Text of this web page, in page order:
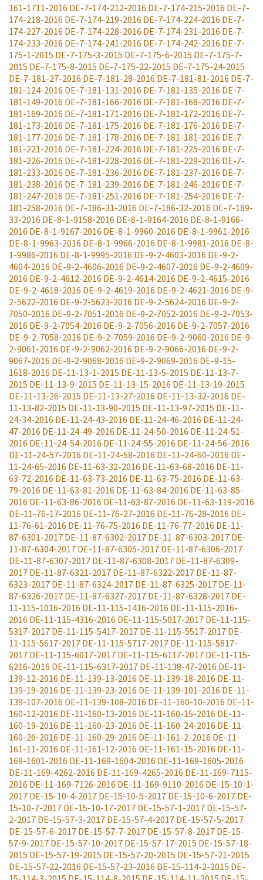
161-1711-2016 DE-7-174-212-2016 DE-7-174-215-2016 DE-7-
174-218-2016 DE-7-174-219-2016 DE-7-174-224-2016 DE-7-
174-227-2016 DE-7-174-228-2016 DE-7-174-231-2016 DE-7-
174-233-2016 DE-7-174-241-2016 DE-7-174-242-2016 DE-7-
175-1-2015 DE-7-175-3-2015 DE-7-175-6-2015 DE-7-175-7-
2015 DE-7-175-8-2015 DE-7-175-22-2015 DE-7-175-24-2015
DE-7-181-27-2016 DE-7-181-28-2016 DE-7-181-81-2016 DE-7-
181-124-2016 DE-7-181-131-2016 DE-7-181-135-2016 DE-7-
181-149-2016 DE-7-181-166-2016 DE-7-181-168-2016 DE-7-
181-169-2016 DE-7-181-171-2016 DE-7-181-172-2016 DE-7-
181-173-2016 DE-7-181-175-2016 DE-7-181-176-2016 DE-7-
181-177-2016 DE-7-181-178-2016 DE-7-181-181-2016 DE-7-
181-221-2016 DE-7-181-224-2016 DE-7-181-225-2016 DE-7-
181-226-2016 DE-7-181-228-2016 DE-7-181-229-2016 DE-7-
181-233-2016 DE-7-181-236-2016 DE-7-181-237-2016 DE-7-
181-238-2016 DE-7-181-239-2016 DE-7-181-246-2016 DE-7-
181-247-2016 DE-7-181-251-2016 DE-7-181-254-2016 DE-7-
181-258-2016 DE-7-186-31-2016 DE-7-186-32-2016 DE-7-189-
33-2016 DE-8-1-9158-2016 DE-8-1-9164-2016 DE-8-1-9166-
2016 DE-8-1-9167-2016 DE-8-1-9960-2016 DE-8-1-9961-2016
DE-8-1-9963-2016 DE-8-1-9966-2016 DE-8-1-9981-2016 DE-8-
1-9986-2016 DE-8-1-9995-2016 DE-9-2-4603-2016 DE-9-2-
4604-2016 DE-9-2-4606-2016 DE-9-2-4607-2016 DE-9-2-4609-
2016 DE-9-2-4612-2016 DE-9-2-4614-2016 DE-9-2-4615-2016
DE-9-2-4618-2016 DE-9-2-4619-2016 DE-9-2-4621-2016 DE-9-
2-5622-2016 DE-9-2-5623-2016 DE-9-2-5624-2016 DE-9-2-
7050-2016 DE-9-2-7051-2016 DE-9-2-7052-2016 DE-9-2-7053-
2016 DE-9-2-7054-2016 DE-9-2-7056-2016 DE-9-2-7057-2016
DE-9-2-7058-2016 DE-9-2-7059-2016 DE-9-2-9060-2016 DE-9-
2-9061-2016 DE-9-2-9062-2016 DE-9-2-9066-2016 DE-9-2-
9067-2016 DE-9-2-9068-2016 DE-9-2-9069-2016 DE-9-15-
1618-2016 DE-11-13-1-2015 DE-11-13-5-2015 DE-11-13-7-
2015 DE-11-13-9-2015 DE-11-13-15-2016 DE-11-13-19-2015
DE-11-13-26-2015 DE-11-13-27-2016 DE-11-13-32-2016 DE-
11-13-82-2015 DE-11-13-90-2015 DE-11-13-97-2015 DE-11-
24-34-2016 DE-11-24-43-2016 DE-11-24-46-2016 DE-11-24-
47-2016 DE-11-24-49-2016 DE-11-24-50-2016 DE-11-24-51-
2016 DE-11-24-54-2016 DE-11-24-55-2016 DE-11-24-56-2016
DE-11-24-57-2016 DE-11-24-58-2016 DE-11-24-60-2016 DE-
11-24-65-2016 DE-11-63-32-2016 DE-11-63-68-2016 DE-11-
63-72-2016 DE-11-63-73-2016 DE-11-63-75-2016 DE-11-63-
79-2016 DE-11-63-81-2016 DE-11-63-84-2016 DE-11-63-85-
2016 DE-11-63-86-2016 DE-11-63-87-2016 DE-11-63-119-2016
DE-11-76-17-2016 DE-11-76-27-2016 DE-11-76-28-2016 DE-
11-76-61-2016 DE-11-76-75-2016 DE-11-76-77-2016 DE-11-
87-6301-2017 DE-11-87-6302-2017 DE-11-87-6303-2017 DE-
11-87-6304-2017 DE-11-87-6305-2017 DE-11-87-6306-2017
DE-11-87-6307-2017 DE-11-87-6308-2017 DE-11-87-6309-
2017 DE-11-87-6321-2017 DE-11-87-6322-2017 DE-11-87-
6323-2017 DE-11-87-6324-2017 DE-11-87-6325-2017 DE-11-
87-6326-2017 DE-11-87-6327-2017 DE-11-87-6328-2017 DE-
11-115-1016-2016 DE-11-115-1416-2016 DE-11-115-2016-
2016 DE-11-115-4316-2016 DE-11-115-5017-2017 DE-11-115-
5317-2017 DE-11-115-5417-2017 DE-11-115-5517-2017 DE-
11-115-5617-2017 DE-11-115-5717-2017 DE-11-115-5817-
2017 DE-11-115-6017-2017 DE-11-115-6117-2017 DE-11-115-
6216-2016 DE-11-115-6317-2017 DE-11-138-47-2016 DE-11-
139-12-2016 DE-11-139-13-2016 DE-11-139-18-2016 DE-11-
139-19-2016 DE-11-139-23-2016 DE-11-139-101-2016 DE-11-
139-107-2016 DE-11-139-108-2016 DE-11-160-10-2016 DE-11-
160-12-2016 DE-11-160-13-2016 DE-11-160-15-2016 DE-11-
160-19-2016 DE-11-160-23-2016 DE-11-160-24-2016 DE-11-
160-26-2016 DE-11-160-29-2016 DE-11-161-2-2016 DE-11-
161-11-2016 DE-11-161-12-2016 DE-11-161-15-2016 DE-11-
169-1601-2016 DE-11-169-1604-2016 DE-11-169-1605-2016
DE-11-169-4262-2016 DE-11-169-4265-2016 DE-11-169-7115-
2016 DE-11-169-7126-2016 DE-11-169-9110-2016 DE-15-10-1-
2017 DE-15-10-4-2017 DE-15-10-5-2017 DE-15-10-6-2017 DE-
15-10-7-2017 DE-15-10-17-2017 DE-15-57-1-2017 DE-15-57-
2-2017 DE-15-57-3-2017 DE-15-57-4-2017 DE-15-57-5-2017
DE-15-57-6-2017 DE-15-57-7-2017 DE-15-57-8-2017 DE-15-
57-9-2017 DE-15-57-10-2017 DE-15-57-17-2015 DE-15-57-18-
2015 DE-15-57-19-2015 DE-15-57-20-2015 DE-15-57-21-2015
DE-15-57-22-2016 DE-15-57-23-2016 DE-15-114-2-2015 DE-